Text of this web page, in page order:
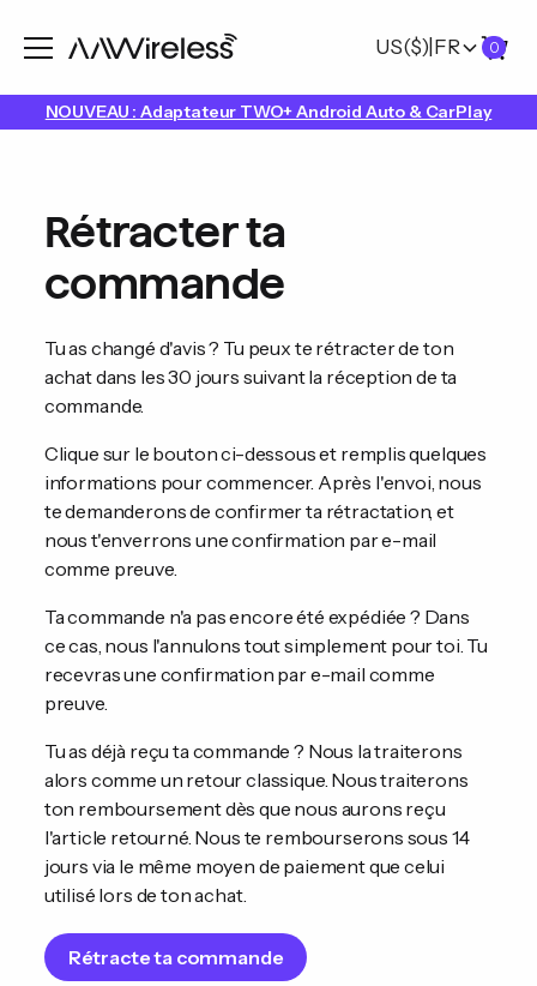
US($) FR 0
NOUVEAU : Adaptateur TWO+ Android Auto & CarPlay
Rétracter ta
commande
Tu as changé d'avis ? Tu peux te rétracter de ton
achat dans les 30 jours suivant la réception de ta
commande.
Clique sur le bouton ci-dessous et remplis quelques
informations pour commencer. Après l'envoi, nous
te demanderons de confirmer ta rétractation, et
nous t'enverrons une confirmation par e-mail
comme preuve.
Ta commande n'a pas encore été expédiée ? Dans
ce cas, nous l'annulons tout simplement pour toi. Tu
recevras une confirmation par e-mail comme
preuve.
Tu as déjà reçu ta commande ? Nous la traiterons
alors comme un retour classique. Nous traiterons
ton remboursement dès que nous aurons reçu
l'article retourné. Nous te rembourserons sous 14
jours via le même moyen de paiement que celui
utilisé lors de ton achat.
Rétracte ta commande